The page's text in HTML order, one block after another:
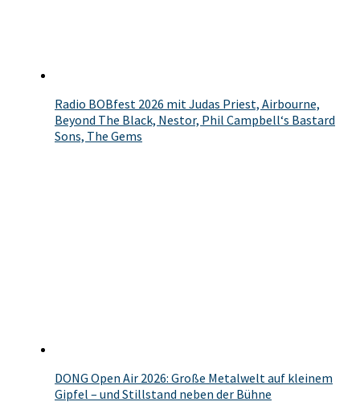
Radio BOBfest 2026 mit Judas Priest, Airbourne,
Beyond The Black, Nestor, Phil Campbell‘s Bastard
Sons, The Gems
DONG Open Air 2026: Große Metalwelt auf kleinem
Gipfel – und Stillstand neben der Bühne